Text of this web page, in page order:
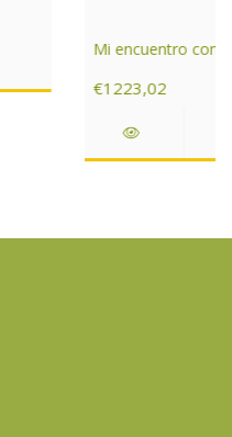
Mi encuentro con
€1223,02